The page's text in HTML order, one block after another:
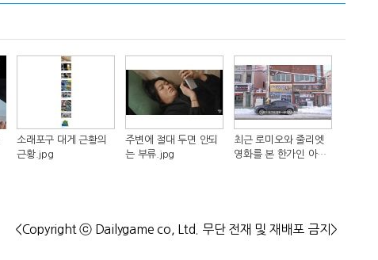
소래포구 대게 근황의
근황.jpg
주변에 절대 두면 안되
는 부류.jpg
최근 로미오와 줄리엣
영화를 본 한가인 아들
<Copyright ⓒ Dailygame co, Ltd. 무단 전재 및 재배포 금지>